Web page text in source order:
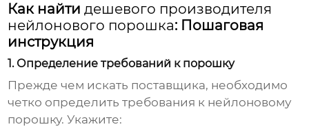
Как найтидешевого производителя
нейлонового порошка: Пошаговая
инструкция
1. Определение требований к порошку
Прежде чем искать поставщика, необходимо
четко определить требования к нейлоновому
порошку. Укажите: